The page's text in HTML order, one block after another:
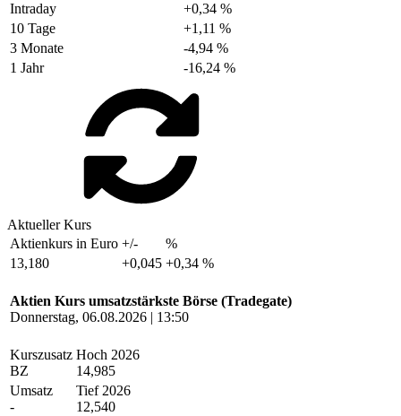
Intraday
+0,34 %
10 Tage
+1,11 %
3 Monate
-4,94 %
1 Jahr
-16,24 %
Aktueller Kurs
Aktienkurs in Euro +/-
%
13,180
+0,045 +0,34 %
Aktien Kurs umsatzstärkste Börse (Tradegate)
Donnerstag, 06.08.2026 | 13:50
Kurszusatz
BZ
Hoch 2026
14,985
Umsatz
-
Tief 2026
12,540